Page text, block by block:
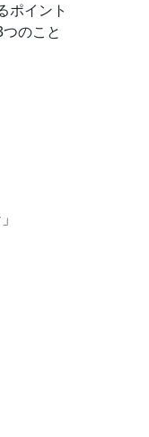
ポイント
のこと